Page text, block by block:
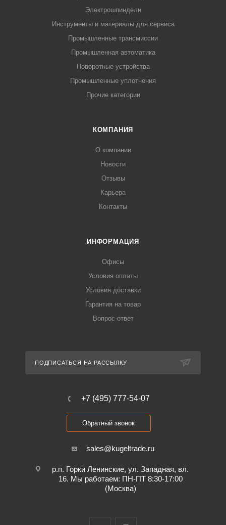
Электрошпиндели
Инструменты и материалы для сервиса
Промышленные трансмиссии
Промышленная автоматика
Поворотные устройства
Промышленные уплотнения
Прочие категории
КОМПАНИЯ
О компании
Новости
Отзывы
Карьера
Контакты
ИНФОРМАЦИЯ
Офисы
Условия оплаты
Условия доставки
Гарантия на товар
Вопрос-ответ
ПОДПИСАТЬСЯ НА РАССЫЛКУ
+7 (495) 777-54-07
Обратный звонок
sales@kugeltrade.ru
р.п. Горки Ленинские, ул. Западная, вл.
16. Мы работаем: ПН-ПТ 8:30-17:00
(Москва)